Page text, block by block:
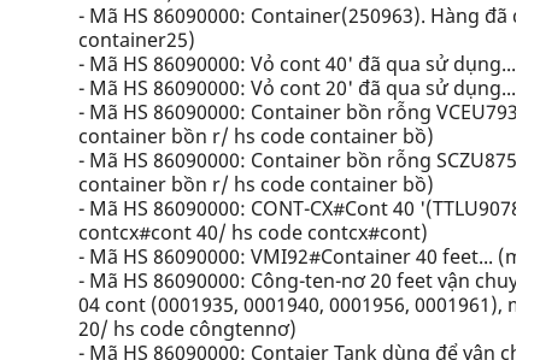
- Mã HS 86090000: Container(250963). Hàng đã
container25)
- Mã HS 86090000: Vỏ cont 40' đã qua sử dụng...
- Mã HS 86090000: Vỏ cont 20' đã qua sử dụng...
- Mã HS 86090000: Container bồn rỗng
container bồn r/ hs code container bồ)
- Mã HS 86090000: Container bồn rỗng
container bồn r/ hs code container bồ)
- Mã HS 86090000: CONT-CX#Cont 40
contcx#cont 40/ hs code contcx#cont)
- Mã HS 86090000: VMI92#Container 40 feet...
- Mã HS 86090000: Công-ten-nơ 20 feet vận
04 cont (0001935, 0001940, 0001956, 0001961),
20/ hs code côngtennơ)
- Mã HS 86090000: Contaier Tank dùng để vận